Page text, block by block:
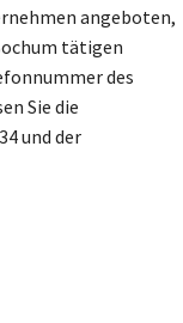
angeboten,
tätigen
des
Sie die
und der